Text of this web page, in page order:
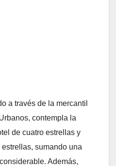
a través de la mercantil
contempla la
de cuatro estrellas y
sumando una
Además,